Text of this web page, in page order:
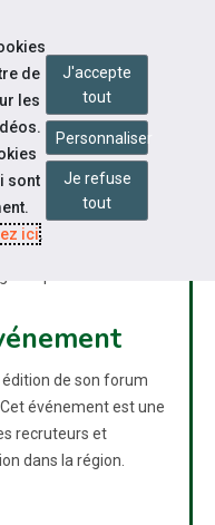
édition de son forum
événement est une
recruteurs et
dans la région.
de
les
sont
ici.
J'accepte
tout
Personnaliser
Je refuse
tout